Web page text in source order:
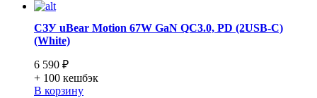
СЗУ uBear Motion 67W GaN QC3.0, PD (2USB-C)
(White)
6 590 ₽
+ 100 кешбэк
В корзину